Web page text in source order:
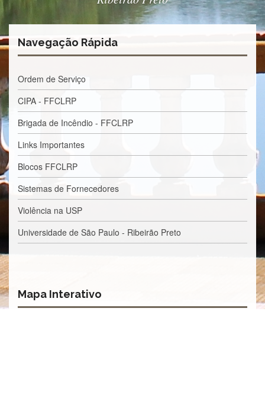
Editais
Eleições
Concursos
Concursos
Processos
Seletivos
Licitações/Contratações
Navegação Rápida
Ordem de Serviço
CIPA - FFCLRP
Brigada de Incêndio - FFCLRP
Links Importantes
Blocos FFCLRP
Sistemas de Fornecedores
Violência na USP
Universidade de São Paulo - Ribeirão Preto
Mapa Interativo